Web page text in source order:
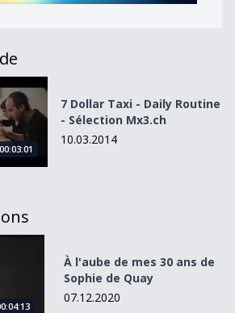
- Sélection Mx3.ch
00:03:01
7 Dollar Taxi - Daily Routine
- Sélection Mx3.ch
10.03.2014
30 ans de Sophie de Quay
À l'aube de mes 30 ans de
Sophie de Quay
07.12.2020